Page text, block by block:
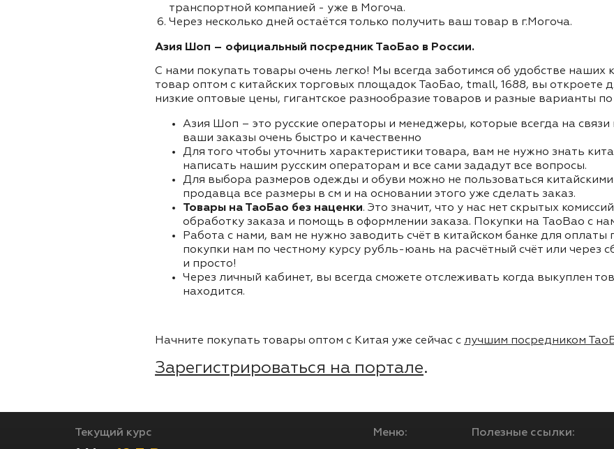
транспортной компанией - уже в Могоча.
Через несколько дней остаётся только получить ваш товар в г.Могоча.
Азия Шоп – официальный посредник ТаоБао в России.
С нами покупать товары очень легко! Мы всегда заботимся об удобстве наших
товар оптом с китайских торговых площадок ТаоБао, tmall, 1688, вы откроете
низкие оптовые цены, гигантское разнообразие товаров и разные варианты по
Азия Шоп – это русские операторы и менеджеры, которые всегда на
ваши заказы очень быстро и качественно
Для того чтобы уточнить характеристики товара, вам не нужно знать
написать нашим русским операторам и все сами зададут все вопросы.
Для выбора размеров одежды и обуви можно не пользоваться
продавца все размеры в см и на основании этого уже сделать заказ.
Товары на ТаоБао без наценки. Это значит, что у нас нет скрытых
обработку заказа и помощь в оформлении заказа. Покупки на TaoBao с
Работа с нами, вам не нужно заводить счёт в китайском банке для оплаты
покупки нам по честному курсу рубль-юань на расчётный счёт или через
и просто!
Через личный кабинет, вы всегда сможете отслеживать когда выкуплен
находится.
Начните покупать товары оптом с Китая уже сейчас с лучшим посредником
Зарегистрироваться на портале.
Текущий курс Меню: Полезные ссылки: